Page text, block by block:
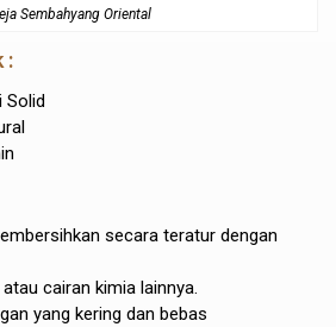
Sembahyang Oriental
:
Solid
secara teratur dengan
cairan kimia lainnya.
yang kering dan bebas